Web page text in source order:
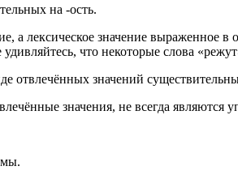
на -ость.
а лексическое значение
что некоторые слова
отвлечённых значений
значения, не всегда являются